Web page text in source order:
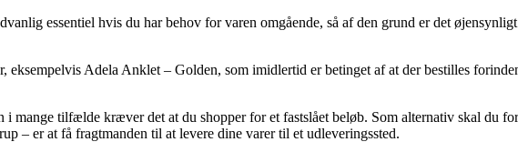
essentiel hvis du har behov for varen omgående, så af den grund er det
Adela Anklet – Golden, som imidlertid er betinget af at der bestilles
i mange tilfælde kræver det at du shopper for et fastslået beløb. Som alternativ skal du
– er at få fragtmanden til at levere dine varer til et udleveringssted.